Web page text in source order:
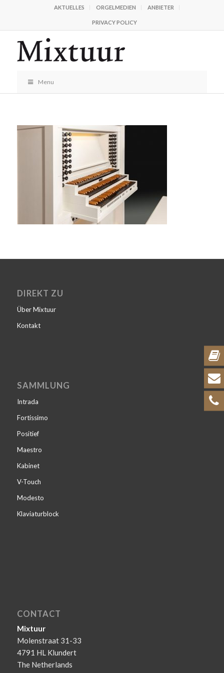
AKTUELLES ORGELMEDIEN ANBIETER
PRIVACY POLICY
Menu
DIREKT ZU
Über Mixtuur
Kontakt
SAMMLUNG
Intrada
Fortissimo
Positief
Maestro
Kabinet
V-Touch
Modesto
Klaviaturblock
CONTACT
Mixtuur
Molenstraat 31-33
4791 HL Klundert
The Netherlands